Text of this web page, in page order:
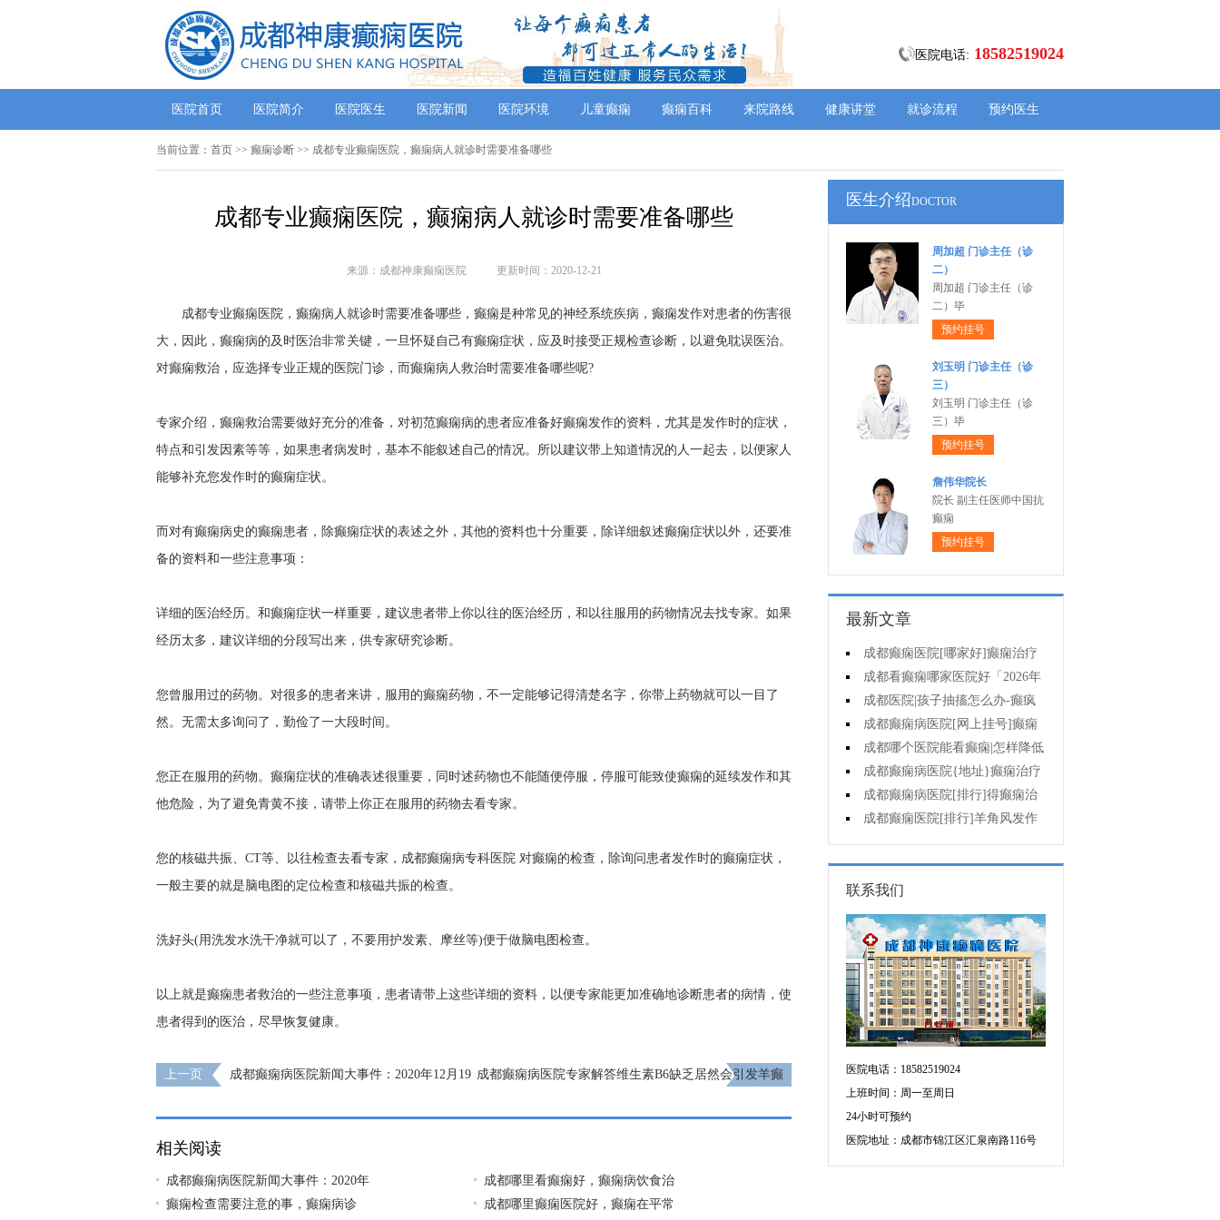
医院电话: 18582519024
医院首页 医院简介 医院医生 医院新闻 医院环境 儿童癫痫 癫痫百科 来院路线 健康讲堂 就诊流程 预约医生
当前位置： 首页 >> 癫痫诊断 >> 成都专业癫痫医院，癫痫病人就诊时需要准备哪些
成都专业癫痫医院，癫痫病人就诊时需要准备哪些
来源：成都神康癫痫医院 更新时间：2020-12-21
成都专业癫痫医院，癫痫病人就诊时需要准备哪些，癫痫是种常见的神经系统疾病，癫痫发作对患者的伤害很
大，因此，癫痫病的及时医治非常关键，一旦怀疑自己有癫痫症状，应及时接受正规检查诊断，以避免耽误医治。
对癫痫救治，应选择专业正规的医院门诊，而癫痫病人救治时需要准备哪些呢?
专家介绍，癫痫救治需要做好充分的准备，对初范癫痫病的患者应准备好癫痫发作的资料，尤其是发作时的症状，
特点和引发因素等等，如果患者病发时，基本不能叙述自己的情况。所以建议带上知道情况的人一起去，以便家人
能够补充您发作时的癫痫症状。
而对有癫痫病史的癫痫患者，除癫痫症状的表述之外，其他的资料也十分重要，除详细叙述癫痫症状以外，还要准
备的资料和一些注意事项：
详细的医治经历。和癫痫症状一样重要，建议患者带上你以往的医治经历，和以往服用的药物情况去找专家。如果
经历太多，建议详细的分段写出来，供专家研究诊断。
您曾服用过的药物。对很多的患者来讲，服用的癫痫药物，不一定能够记得清楚名字，你带上药物就可以一目了
然。无需太多询问了，勤俭了一大段时间。
您正在服用的药物。癫痫症状的准确表述很重要，同时述药物也不能随便停服，停服可能致使癫痫的延续发作和其
他危险，为了避免青黄不接，请带上你正在服用的药物去看专家。
您的核磁共振、CT等、以往检查去看专家， 成都癫痫病专科医院 对癫痫的检查，除询问患者发作时的癫痫症状，
一般主要的就是脑电图的定位检查和核磁共振的检查。
洗好头(用洗发水洗干净就可以了，不要用护发素、摩丝等)便于做脑电图检查。
以上就是癫痫患者救治的一些注意事项，患者请带上这些详细的资料，以便专家能更加准确地诊断患者的病情，使
患者得到的医治，尽早恢复健康。
上一页
成都癫痫病医院新闻大事件：2020年12月19 成都癫痫病医院专家解答维生素B6缺乏居然会引发羊癫
相关阅读
成都癫痫病医院新闻大事件：2020年
成都哪里看癫痫好，癫痫病饮食治
癫痫检查需要注意的事，癫痫病诊
成都哪里癫痫医院好，癫痫在平常
医生介绍DOCTOR
周加超 门诊主任（诊
二）
周加超 门诊主任（诊
二）毕
预约挂号
刘玉明 门诊主任（诊
三）
刘玉明 门诊主任（诊
三）毕
预约挂号
詹伟华院长
院长 副主任医师中国抗
癫痫
预约挂号
最新文章
成都癫痫医院[哪家好]癫痫治疗
起来很困难吗?
成都看癫痫哪家医院好「2026年
度公布」为什么有癫痫的病人容易
猝死?
成都医院|孩子抽搐怎么办-癫疯
病病人反复发作的原因是什么?
成都癫痫病医院[网上挂号]癫痫
的治疗要注意什么?
成都哪个医院能看癫痫|怎样降低
癫痫遗传风险?
成都癫痫病医院{地址}癫痫治疗
中为什么还是犯病?
成都癫痫病医院[排行]得癫痫治
不好是为什么?
成都癫痫医院[排行]羊角风发作
有哪些危害?
联系我们
医院电话：18582519024
上班时间：周一至周日
24小时可预约
医院地址：成都市锦江区汇泉南路116号